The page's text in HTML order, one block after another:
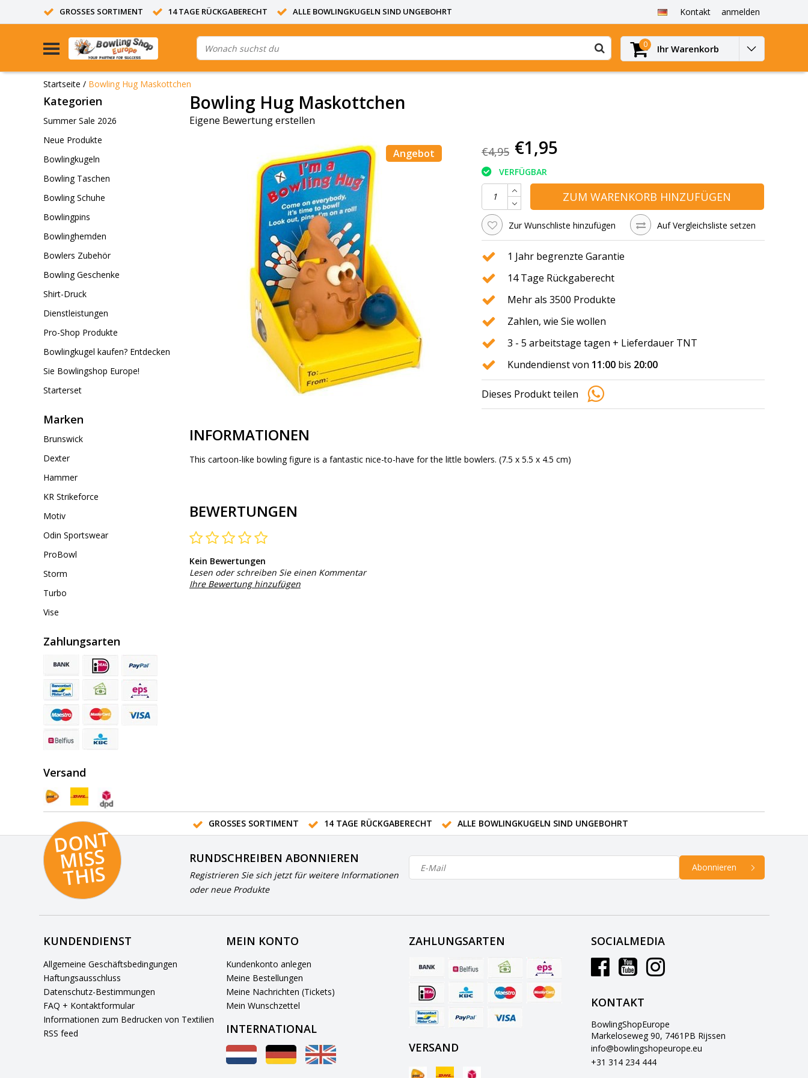
GROSSES SORTIMENT 14 TAGE RÜCKGABERECHT ALLE BOWLINGKUGELN SIND UNGEBOHRT Kontakt anmelden
0 Ihr Warenkorb
Startseite / Bowling Hug Maskottchen
Kategorien
Summer Sale 2026
Neue Produkte
Bowlingkugeln
Bowling Taschen
Bowling Schuhe
Bowlingpins
Bowlinghemden
Bowlers Zubehör
Bowling Geschenke
Shirt-Druck
Dienstleistungen
Pro-Shop Produkte
Bowlingkugel kaufen? Entdecken
Sie Bowlingshop Europe!
Starterset
Marken
Brunswick
Dexter
Hammer
KR Strikeforce
Motiv
Odin Sportswear
ProBowl
Storm
Turbo
Vise
Zahlungsarten
Versand
Bowling Hug Maskottchen
Eigene Bewertung erstellen
Angebot €4,95 €1,95
VERFÜGBAR
ZUM WARENKORB HINZUFÜGEN
Zur Wunschliste hinzufügen Auf Vergleichsliste setzen
1 Jahr begrenzte Garantie
14 Tage Rückgaberecht
Mehr als 3500 Produkte
Zahlen, wie Sie wollen
3 - 5 arbeitstage tagen + Lieferdauer TNT
Kundendienst von 11:00 bis 20:00
Dieses Produkt teilen
INFORMATIONEN
This cartoon-like bowling figure is a fantastic nice-to-have for the little bowlers. (7.5 x 5.5 x 4.5 cm)
BEWERTUNGEN
Kein Bewertungen
Lesen oder schreiben Sie einen Kommentar
Ihre Bewertung hinzufügen
GROSSES SORTIMENT 14 TAGE RÜCKGABERECHT ALLE BOWLINGKUGELN SIND UNGEBOHRT
D
O
N
T
MI
S
S
T
HI
S
RUNDSCHREIBEN ABONNIEREN
Registrieren Sie sich jetzt für weitere Informationen
oder neue Produkte
Abonnieren
KUNDENDIENST
Allgemeine Geschäftsbedingungen
Haftungsausschluss
Datenschutz-Bestimmungen
FAQ + Kontaktformular
Informationen zum Bedrucken von Textilien
RSS feed
MEIN KONTO
Kundenkonto anlegen
Meine Bestellungen
Meine Nachrichten (Tickets)
Mein Wunschzettel
INTERNATIONAL
ZAHLUNGSARTEN
VERSAND
SOCIALMEDIA
KONTAKT
BowlingShopEurope
Markeloseweg 90, 7461PB Rijssen
info@bowlingshopeurope.eu
+31 314 234 444